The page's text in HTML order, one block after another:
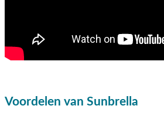
Voordelen van Sunbrella